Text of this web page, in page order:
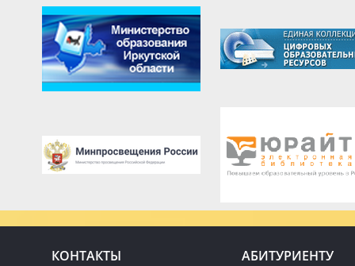
КОНТАКТЫ АБИТУРИЕНТУ